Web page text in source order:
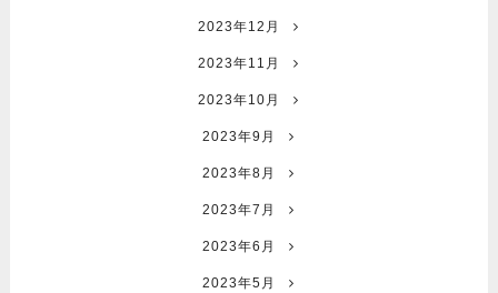
2023年12月
2023年11月
2023年10月
2023年9月
2023年8月
2023年7月
2023年6月
2023年5月